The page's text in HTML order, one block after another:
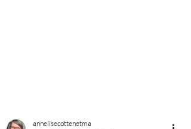
annelisecottenetma